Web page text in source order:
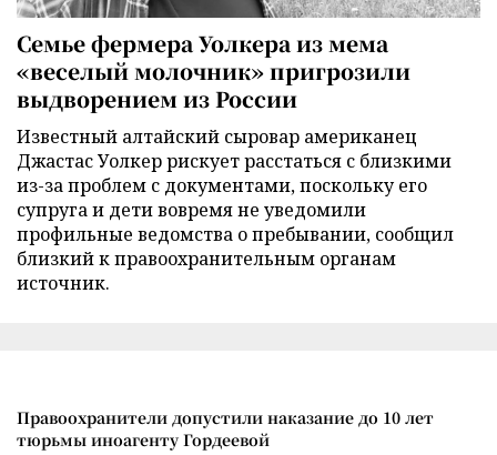
Семье фермера Уолкера из мема
«веселый молочник» пригрозили
выдворением из России
Известный алтайский сыровар американец
Джастас Уолкер рискует расстаться с близкими
из-за проблем с документами, поскольку его
супруга и дети вовремя не уведомили
профильные ведомства о пребывании, сообщил
близкий к правоохранительным органам
источник.
Правоохранители допустили наказание до 10 лет
тюрьмы иноагенту Гордеевой